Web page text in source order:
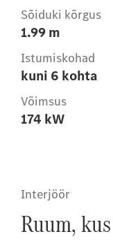
Sõiduki kõrgus
1.99 m
Istumiskohad
kuni 6 kohta
Võimsus
174 kW
Interjöör
Ruum,